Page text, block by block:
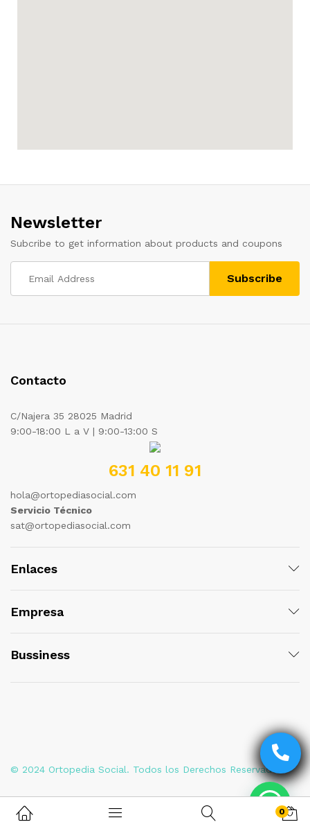
Newsletter
Subcribe to get information about products and coupons
Contacto
C/Najera 35 28025 Madrid
9:00-18:00 L a V | 9:00-13:00 S
631 40 11 91
hola@ortopediasocial.com
Servicio Técnico
sat@ortopediasocial.com
Enlaces
Empresa
Bussiness
© 2024 Ortopedia Social. Todos los Derechos Reservados
0